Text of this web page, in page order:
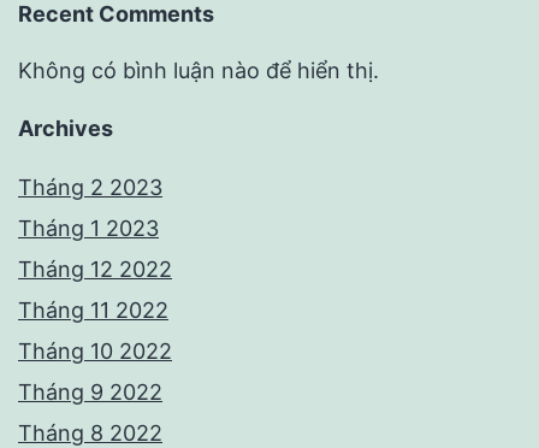
Recent Comments
Không có bình luận nào để hiển thị.
Archives
Tháng 2 2023
Tháng 1 2023
Tháng 12 2022
Tháng 11 2022
Tháng 10 2022
Tháng 9 2022
Tháng 8 2022